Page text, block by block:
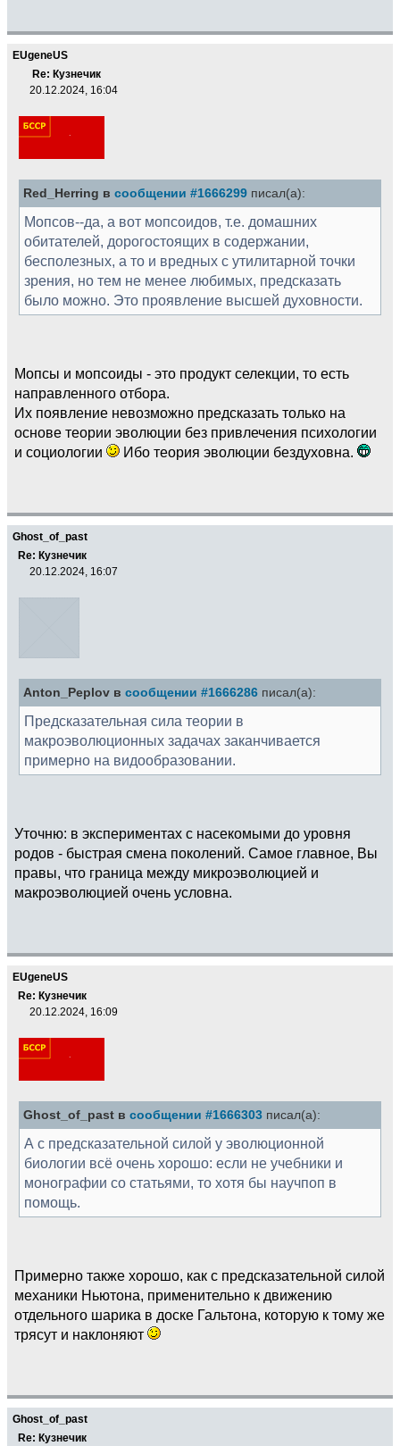
EUgeneUS
Re: Кузнечик
20.12.2024, 16:04
Red_Herring в сообщении #1666299 писал(а):
Мопсов--да, а вот мопсоидов, т.е. домашних
обитателей, дорогостоящих в содержании,
бесполезных, а то и вредных с утилитарной точки
зрения, но тем не менее любимых, предсказать
было можно. Это проявление высшей духовности.
Мопсы и мопсоиды - это продукт селекции, то есть
направленного отбора.
Их появление невозможно предсказать только на
основе теории эволюции без привлечения психологии
и социологии
Ибо теория эволюции бездуховна.
Ghost_of_past
Re: Кузнечик
20.12.2024, 16:07
Anton_Peplov в сообщении #1666286 писал(а):
Предсказательная сила теории в
макроэволюционных задачах заканчивается
примерно на видообразовании.
Уточню: в экспериментах с насекомыми до уровня
родов - быстрая смена поколений. Самое главное, Вы
правы, что граница между микроэволюцией и
макроэволюцией очень условна.
EUgeneUS
Re: Кузнечик
20.12.2024, 16:09
Ghost_of_past в сообщении #1666303 писал(а):
А с предсказательной силой у эволюционной
биологии всё очень хорошо: если не учебники и
монографии со статьями, то хотя бы научпоп в
помощь.
Примерно также хорошо, как с предсказательной силой
механики Ньютона, применительно к движению
отдельного шарика в доске Гальтона, которую к тому же
трясут и наклоняют
Ghost_of_past
Re: Кузнечик